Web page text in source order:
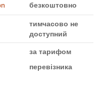
безкоштовно
тимчасово не
доступний
за тарифом
перевізника